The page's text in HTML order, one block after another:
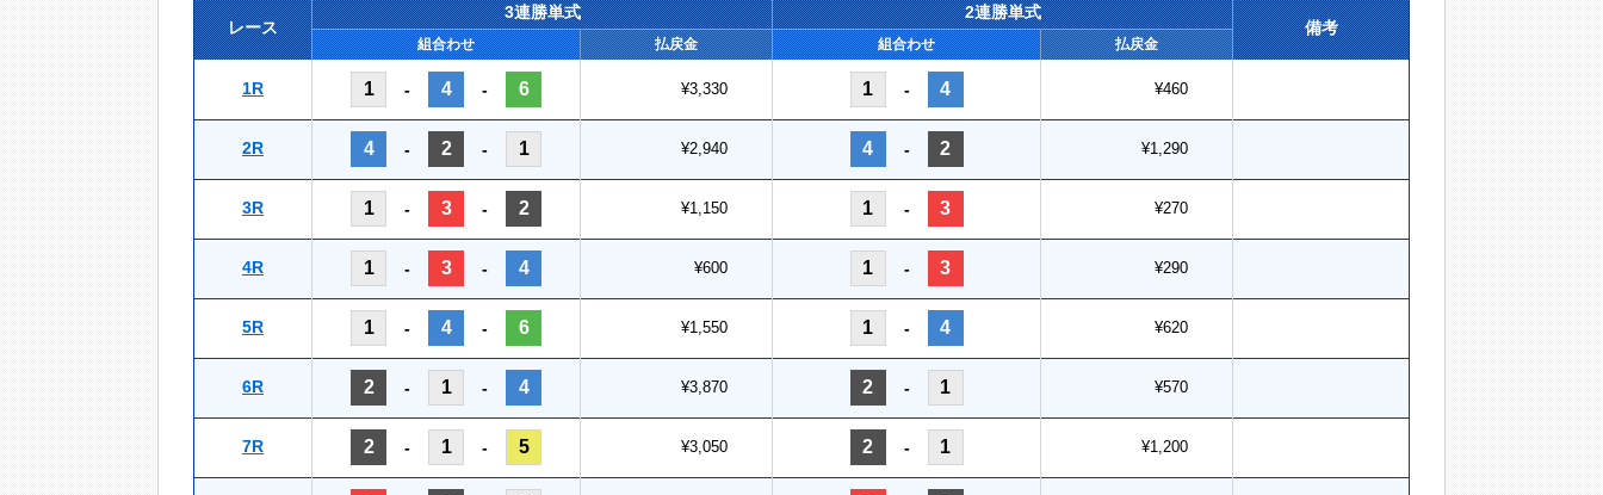
レース
3連勝単式
2連勝単式
備考
組合わせ 払戻金 組合わせ 払戻金
1R 1 - 4 - 6 ¥3,330 1 - 4 ¥460
2R 4 - 2 - 1 ¥2,940 4 - 2 ¥1,290
3R 1 - 3 - 2 ¥1,150 1 - 3 ¥270
4R 1 - 3 - 4 ¥600 1 - 3 ¥290
5R 1 - 4 - 6 ¥1,550 1 - 4 ¥620
6R 2 - 1 - 4 ¥3,870 2 - 1 ¥570
7R 2 - 1 - 5 ¥3,050 2 - 1 ¥1,200